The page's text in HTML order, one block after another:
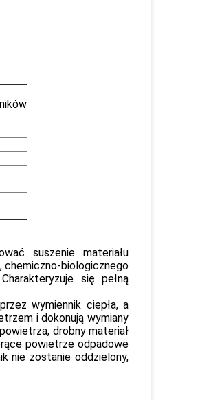
suszenie materiału
chemiczno-biologicznego
się pełną
wymiennik ciepła, a
i dokonują wymiany
drobny materiał
powietrze odpadowe
nie zostanie oddzielony,